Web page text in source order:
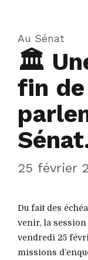
Au Sénat
🏛
fin
25 février
Du fait des
venir, la
vendredi 25
missions